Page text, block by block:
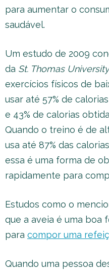
para aumentar o
saudável.
Um estudo de 2009
da St. Thomas University
exercícios físicos de
usar até 57% de
e 43% de calorias
Quando o treino é de
usa até 87% das
essa é uma forma de
rapidamente para
Estudos como o
que a aveia é uma boa
para compor uma
Quando uma pessoa